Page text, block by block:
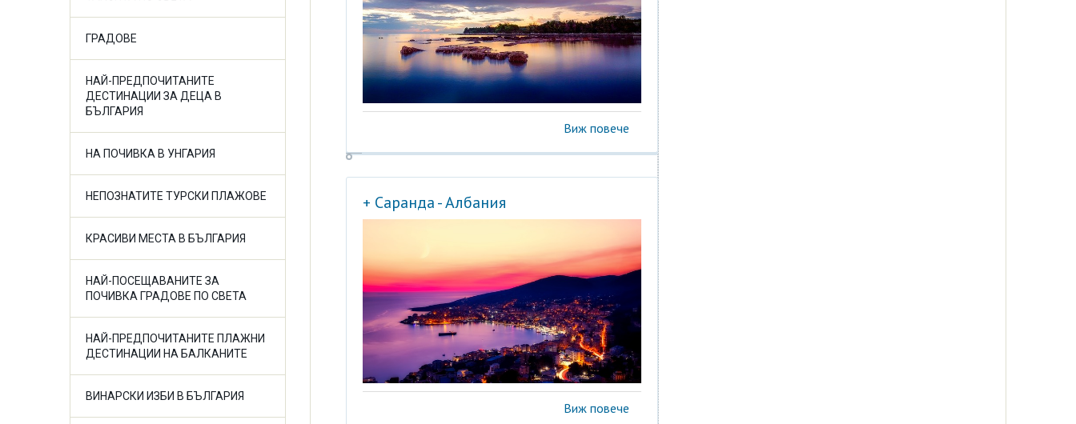
ГРАДОВЕ
НАЙ-ПРЕДПОЧИТАНИТЕ
ДЕСТИНАЦИИ ЗА ДЕЦА В
БЪЛГАРИЯ
НА ПОЧИВКА В УНГАРИЯ
НЕПОЗНАТИТЕ ТУРСКИ ПЛАЖОВЕ
КРАСИВИ МЕСТА В БЪЛГАРИЯ
НАЙ-ПОСЕЩАВАНИТЕ ЗА
ПОЧИВКА ГРАДОВЕ ПО СВЕТА
НАЙ-ПРЕДПОЧИТАНИТЕ ПЛАЖНИ
ДЕСТИНАЦИИ НА БАЛКАНИТЕ
ВИНАРСКИ ИЗБИ В БЪЛГАРИЯ
Виж повече
+ Саранда - Албания
Виж повече